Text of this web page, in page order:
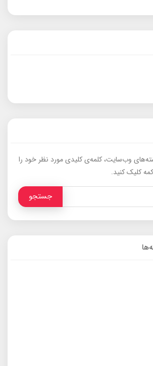
وب‌سایت، کلمه‌ی کلیدی مورد نظر خود را
کلیک کنید.
جستجو